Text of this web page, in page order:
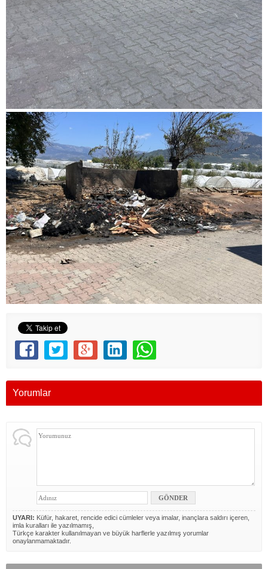
Yorumlar
UYARI: Küfür, hakaret, rencide edici cümleler veya imalar, inançlara saldırı içeren,
imla kuralları ile yazılmamış,
Türkçe karakter kullanılmayan ve büyük harflerle yazılmış yorumlar
onaylanmamaktadır.